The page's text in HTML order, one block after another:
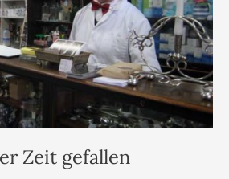
Zeit gefallen